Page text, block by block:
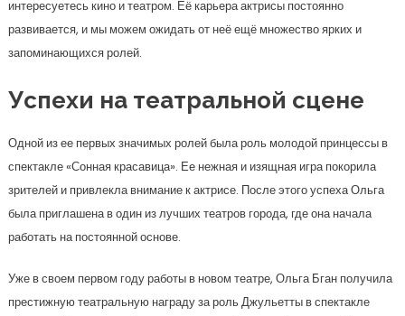
интересуетесь кино и театром. Её карьера актрисы постоянно
развивается, и мы можем ожидать от неё ещё множество ярких и
запоминающихся ролей.
Успехи на театральной сцене
Одной из ее первых значимых ролей была роль молодой принцессы в
спектакле «Сонная красавица». Ее нежная и изящная игра покорила
зрителей и привлекла внимание к актрисе. После этого успеха Ольга
была приглашена в один из лучших театров города, где она начала
работать на постоянной основе.
Уже в своем первом году работы в новом театре, Ольга Бган получила
престижную театральную награду за роль Джульетты в спектакле